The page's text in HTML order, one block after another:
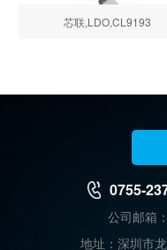
芯联,LDO,CL9193
0755-
公司邮箱
地址：深圳市